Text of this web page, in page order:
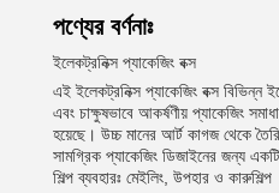
পণ্যের বর্ণনাঃ
ইলেকট্রনিক্স প্যাকেজিং বক্স
এই ইলেকট্রনিক্স প্যাকেজিং বক্স বিভিন্ন
এবং চাক্ষুষভাবে আকর্ষণীয় প্যাকেজিং
হয়েছে। উচ্চ মানের আর্ট কাগজ থেকে
সামগ্রিক প্যাকেজিং ডিজাইনের জন্য
শিল্প ব্যবহারঃ মেইলিং, উপহার ও কারুশিল্প